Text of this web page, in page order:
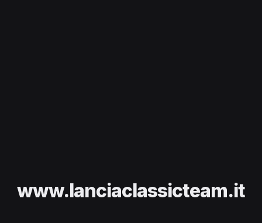
www.lanciaclassicteam.it